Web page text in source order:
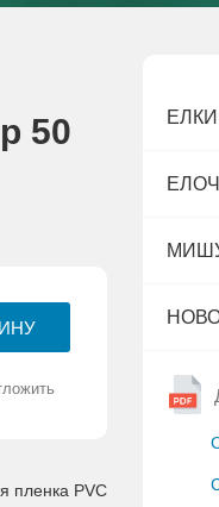
50
пленка PVC